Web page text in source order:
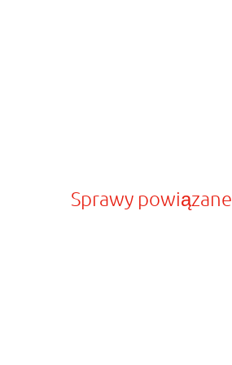
Sprawy powiązane